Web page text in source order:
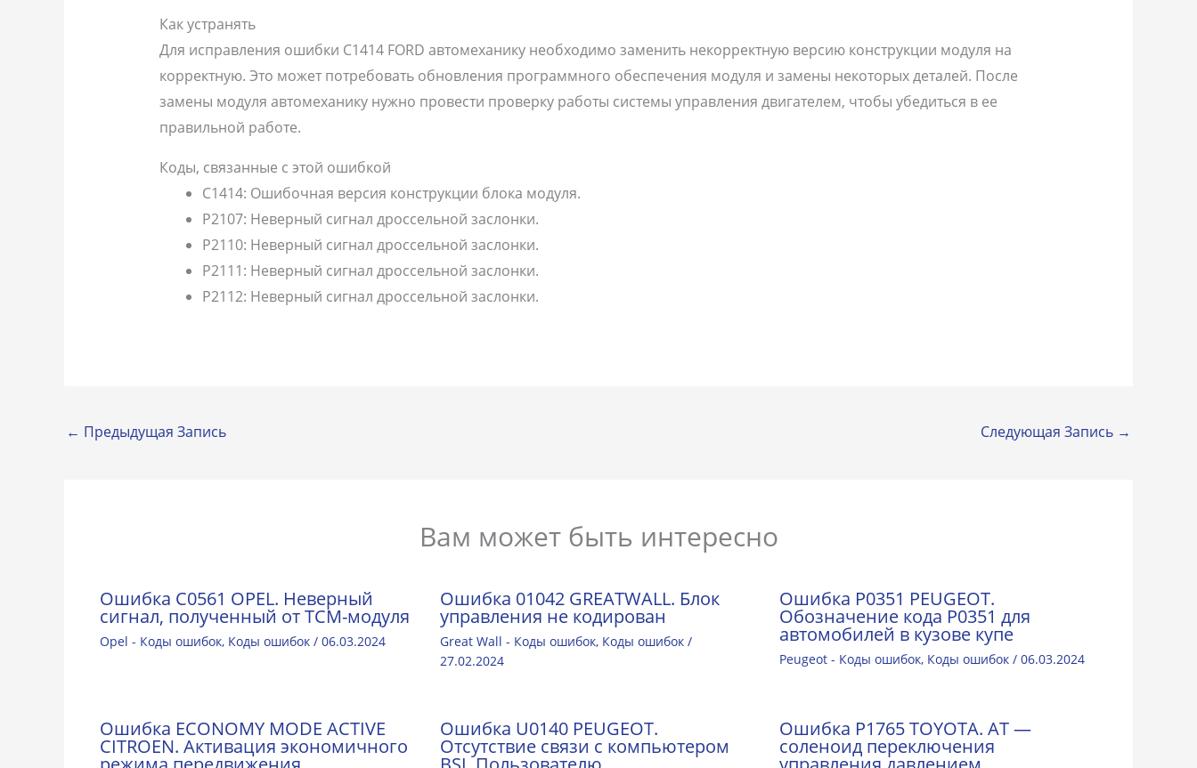
Как устранять
Для исправления ошибки C1414 FORD автомеханику необходимо заменить некорректную версию конструкции модуля на
корректную. Это может потребовать обновления программного обеспечения модуля и замены некоторых деталей. После
замены модуля автомеханику нужно провести проверку работы системы управления двигателем, чтобы убедиться в ее
правильной работе.
Коды, связанные с этой ошибкой
C1414: Ошибочная версия конструкции блока модуля.
P2107: Неверный сигнал дроссельной заслонки.
P2110: Неверный сигнал дроссельной заслонки.
P2111: Неверный сигнал дроссельной заслонки.
P2112: Неверный сигнал дроссельной заслонки.
← Предыдущая Запись Следующая Запись →
Вам может быть интересно
Ошибка C0561 OPEL. Неверный
сигнал, полученный от ТСМ-модуля
Opel - Коды ошибок, Коды ошибок / 06.03.2024
Ошибка 01042 GREATWALL. Блок
управления не кодирован
Great Wall - Коды ошибок, Коды ошибок/
27.02.2024
Ошибка P0351 PEUGEOT.
Обозначение кода Р0351 для
автомобилей в кузове купе
Peugeot - Коды ошибок, Коды ошибок /06.03.2024
Ошибка ECONOMY MODE ACTIVE
CITROEN. Активация экономичного
Ошибка U0140 PEUGEOT.
Отсутствие связи с компьютером
Ошибка P1765 TOYOTA. AT —
соленоид переключения